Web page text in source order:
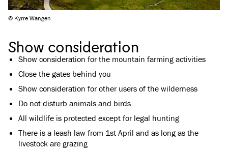
© Kyrre Wangen
Show consideration
Show consideration for the mountain farming activities
Close the gates behind you
Show consideration for other users of the wilderness
Do not disturb animals and birds
All wildlife is protected except for legal hunting
There is a leash law from 1st April and as long as the
livestock are grazing